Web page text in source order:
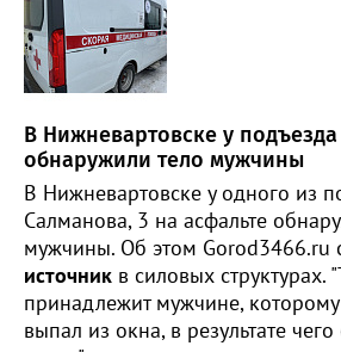
В Нижневартовске у
обнаружили тело мужчины
В Нижневартовске у одного из
Салманова, 3 на асфальте
мужчины. Об этом Gorod3466.ru
источник в силовых структурах.
принадлежит мужчине,
выпал из окна, в результате